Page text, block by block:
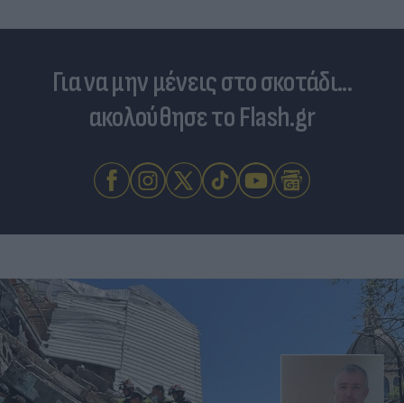
Για να μην μένεις στο σκοτάδι...
ακολούθησε το Flash.gr